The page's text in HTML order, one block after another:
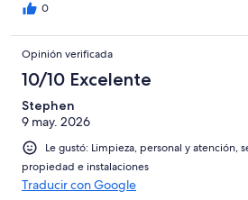
0
Opinión verificada
10/10 Excelente
Stephen
9 may. 2026
Le gustó: Limpieza, personal y atención,
propiedad e instalaciones
Traducir con Google